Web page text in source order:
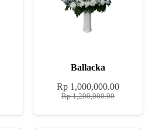
Ballacka
Rp1,200,000.00
Rp 1,000,000.00